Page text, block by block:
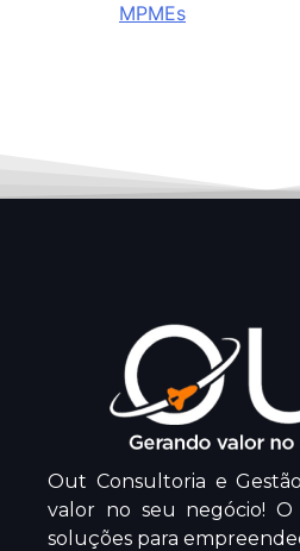
MPMEs
Out Consultoria e
valor no seu negócio!
soluções para